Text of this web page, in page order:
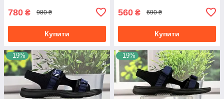
780 ₴ 980 ₴
Купити
560 ₴ 690 ₴
Купити
–19% –19%